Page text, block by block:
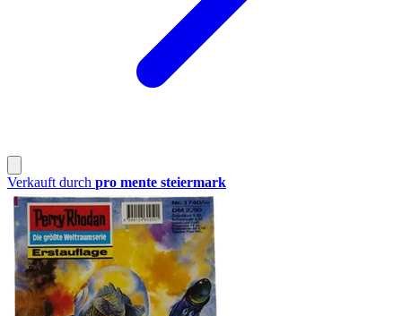
Verkauft durch pro mente steiermark